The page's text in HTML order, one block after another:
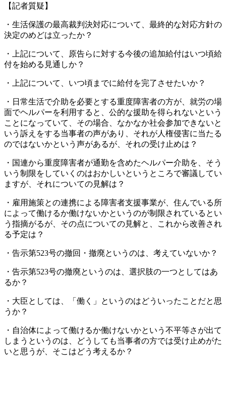
【記者質疑】
・生活保護の最高裁判決対応について、最終的な対応方針の
決定のめどは立ったか？
・上記について、原告らに対する今後の追加給付はいつ頃給
付を始める見通しか？
・上記について、いつ頃までに給付を完了させたいか？
・日常生活で介助を必要とする重度障害者の方が、就労の場
面でヘルパーを利用すると、公的な援助を得られないという
ことになっていて、その場合、なかなか社会参加できないと
いう訴えをする当事者の声があり、それが人権侵害に当たる
のではないかという声があるが、それの受け止めは？
・国連から重度障害者が通勤を含めたヘルパー介助を、そう
いう制限をしていくのはおかしいというところで審議してい
ますが、それについての見解は？
・雇用施策との連携による障害者支援事業が、住んでいる所
によって働けるか働けないかというのが制限されているとい
う指摘がるが、その点についての見解と、これから改善され
る予定は？
・告示第523号の撤回・撤廃というのは、考えていないか？
・告示第523号の撤廃というのは、選択肢の一つとしてはあ
るか？
・大臣としては、「働く」というのはどういったことだと思
うか？
・自治体によって働けるか働けないかという不平等さが出て
しまうというのは、どうしても当事者の方では受け止めがた
いと思うが、そこはどう考えるか？